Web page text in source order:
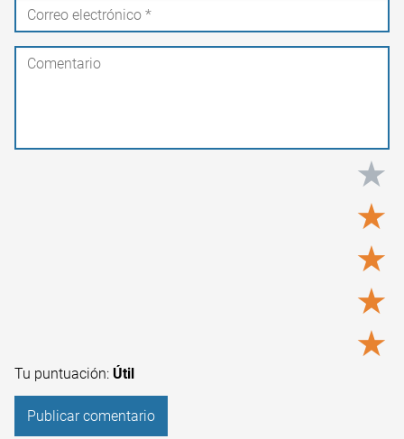
★
★
★
★
★
Tu puntuación: Útil